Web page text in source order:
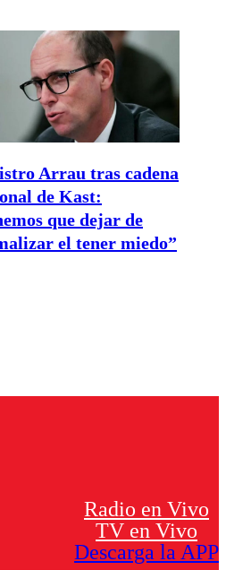
Arrau tras cadena
de Kast:
que dejar de
el tener miedo”
Radio en Vivo
TV en Vivo
Descarga la APP